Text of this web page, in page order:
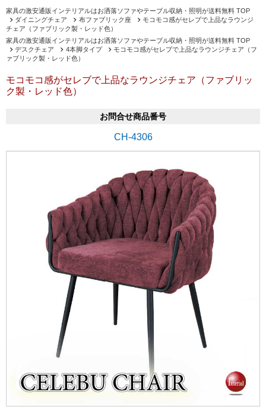
家具の激安通販インテリアルはお洒落ソファやテーブル収納・照明が送料無料 TOP
ダイニングチェア
布ファブリック座
モコモコ感がセレブで上品なラウンジ
チェア（ファブリック製・レッド色）
家具の激安通販インテリアルはお洒落ソファやテーブル収納・照明が送料無料 TOP
デスクチェア
4本脚タイプ
モコモコ感がセレブで上品なラウンジチェア（フ
ァブリック製・レッド色）
モコモコ感がセレブで上品なラウンジチェア（ファブリッ
ク製・レッド色）
お問合せ商品番号
CH-4306